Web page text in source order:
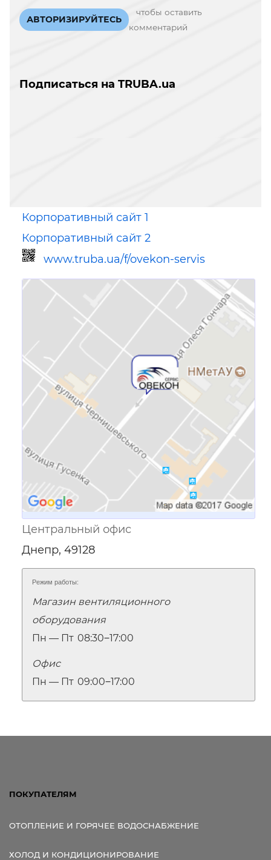
АВТОРИЗИРУЙТЕСЬ
чтобы оставить
комментарий
Подписаться на TRUBA.ua
Корпоративный сайт 1
Корпоративный сайт 2
www.truba.ua/f/ovekon-servis
Ссылка для мобильных устройств
Центральный офис
Днепр, 49128
Режим работы:
Магазин вентиляционного
оборудования
Пн — Пт 08:30‒17:00
Офис
Пн — Пт 09:00‒17:00
ПОКУПАТЕЛЯМ
ОТОПЛЕНИЕ И ГОРЯЧЕЕ ВОДОСНАБЖЕНИЕ
ХОЛОД И КОНДИЦИОНИРОВАНИЕ